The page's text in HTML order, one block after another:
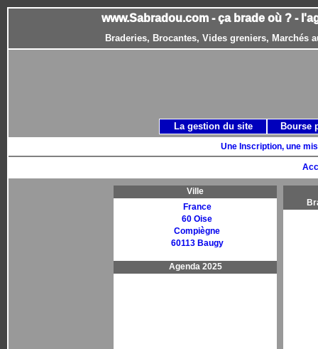
www.Sabradou.com - ça brade où ? -
Braderies, Brocantes, Vides greniers, Marchés
Une Inscription, une
Ville
France
60 Oise
Compiègne
60113 Baugy
Agenda 2025
La gestion du site Bourse